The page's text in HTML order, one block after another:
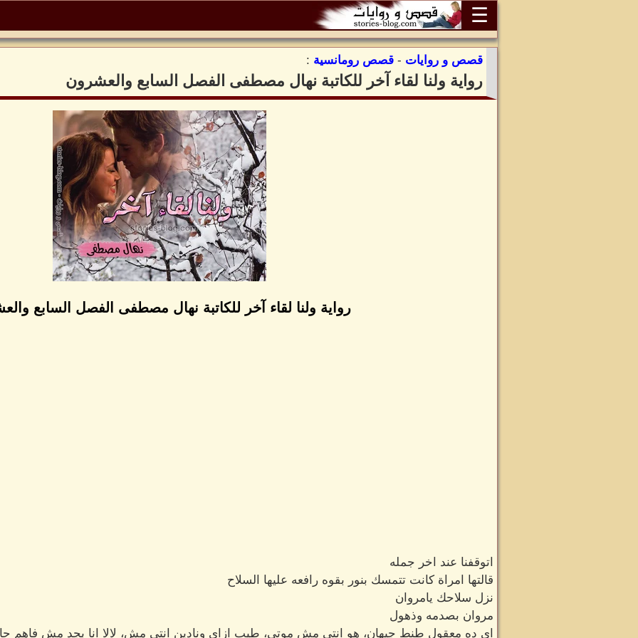
☰
قصص و روايات - قصص رومانسية :
رواية ولنا لقاء آخر للكاتبة نهال مصطفى الفصل السابع والعشرون
رواية ولنا لقاء آخر للكاتبة نهال مصطفى الفصل السابع
اتوقفنا عند اخر جمله
قالتها امراة كانت تتمسك بنور بقوه رافعه عليها السلاح
نزل سلاحك يامروان
مروان بصدمه وذهول
اي ده معقول طنط جيهان، هو انتي مش موتي، طيب ازاي ونادين انتي مش، لالا انا بجد مش فاهم